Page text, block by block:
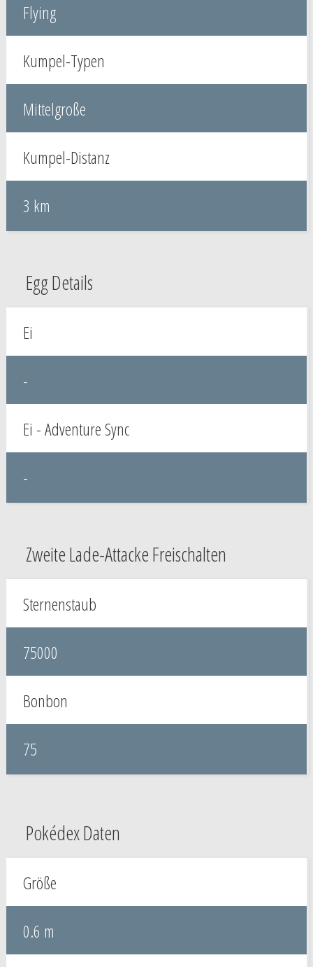
Flying
Kumpel-Typen
Mittelgroße
Kumpel-Distanz
3 km
Egg Details
Ei
-
Ei - Adventure Sync
-
Zweite Lade-Attacke Freischalten
Sternenstaub
75000
Bonbon
75
Pokédex Daten
Größe
0.6 m